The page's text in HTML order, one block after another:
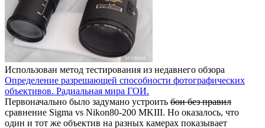
Использован метод тестирования из недавнего обзора
Определение разрешающей способности фотографических
объективов. Радиальная мира ГОИ.
Первоначально было задумано устроить бои без правил
сравнение Sigma vs Nikon80-200 MKIII. Но оказалось, что
один и тот же объектив на разных камерах показывает